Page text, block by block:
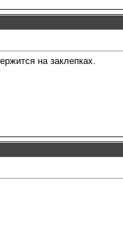
на заклепках.